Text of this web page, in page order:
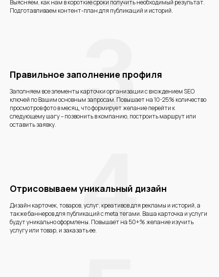
Выясняем, как нам в короткие сроки получить необходимый результат.
Подготавливаем контент-план для публикаций и историй.
Правильное заполнение профиля
Заполняем все элементы карточки организации с вхождением SEO
ключей по Вашим основным запросам. Повышает на 10-25% количество
просмотров фото в месяц, что формирует желание перейти к
следующему шагу – позвонить в компанию, построить маршрут или
оставить заявку.
3
Отрисовываем уникальный дизайн
Дизайн карточек, товаров, услуг, креативов для рекламы и историй, а
также баннеров для публикаций с meta тегами. Ваша карточка и услуги
будут уникально оформлены. Повышает на 50+% желание изучить
услугу или товар, и заказать ее.4